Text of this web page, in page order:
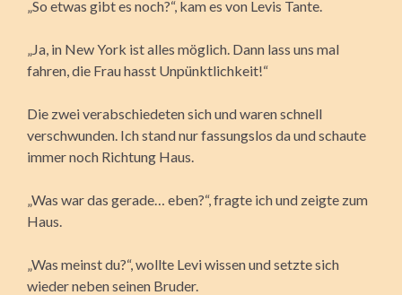
„So etwas gibt es noch?“, kam es von Levis Tante.
„Ja, in New York ist alles möglich. Dann lass uns mal
fahren, die Frau hasst Unpünktlichkeit!“
Die zwei verabschiedeten sich und waren schnell
verschwunden. Ich stand nur fassungslos da und schaute
immer noch Richtung Haus.
„Was war das gerade… eben?“, fragte ich und zeigte zum
Haus.
„Was meinst du?“, wollte Levi wissen und setzte sich
wieder neben seinen Bruder.